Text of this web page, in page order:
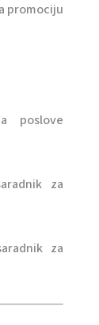
promociju
poslove
za
za